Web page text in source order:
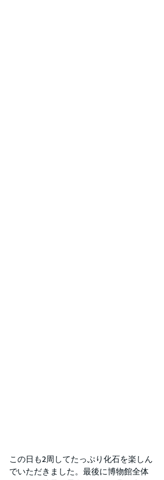
この日も2周してたっぷり化石を楽しん
でいただきました。最後に博物館全体